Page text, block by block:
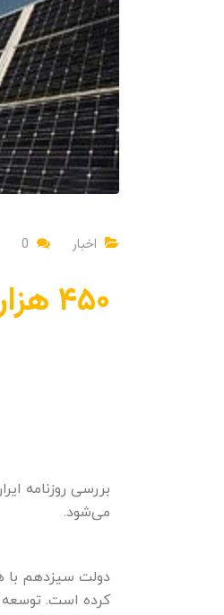
اخبار 0
۴۵۰ هزار شغل با ایجاد ۱۰ هزار مگاوات انرژی تجدیدپذیر
می‌شود.
دولت سیزدهم با